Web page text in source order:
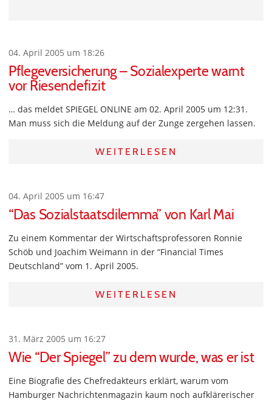
04. April 2005 um 18:26
Pflegeversicherung – Sozialexperte warnt
vor Riesendefizit
… das meldet SPIEGEL ONLINE am 02. April 2005 um 12:31.
Man muss sich die Meldung auf der Zunge zergehen lassen.
WEITERLESEN
04. April 2005 um 16:47
“Das Sozialstaatsdilemma” von Karl Mai
Zu einem Kommentar der Wirtschaftsprofessoren Ronnie
Schöb und Joachim Weimann in der “Financial Times
Deutschland” vom 1. April 2005.
WEITERLESEN
31. März 2005 um 16:27
Wie “Der Spiegel” zu dem wurde, was er ist
Eine Biografie des Chefredakteurs erklärt, warum vom
Hamburger Nachrichtenmagazin kaum noch aufklärerischer